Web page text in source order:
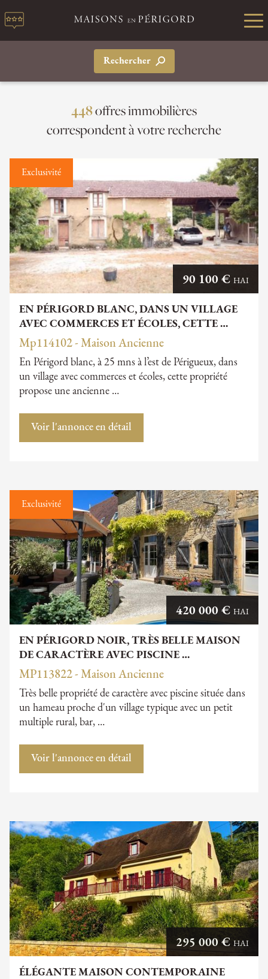
Rechercher
448offres immobilières
correspondent à votre recherche
Exclusivité
EN PÉRIGORD BLANC, DANS UN VILLAGE
AVEC COMMERCES ET ÉCOLES, CETTE …
90 100 € HAI
Mp114102 - Maison Ancienne
En Périgord blanc, à 25 mns à l’est de Périgueux, dans
un village avec commerces et écoles, cette propriété
propose une ancienne …
Voir l'annonce en détail
Exclusivité
EN PÉRIGORD NOIR, TRÈS BELLE MAISON
DE CARACTÈRE AVEC PISCINE …
420 000 € HAI
MP113822 - Maison Ancienne
Très belle propriété de caractère avec piscine située dans
un hameau proche d'un village typique avec un petit
multiple rural, bar, …
Voir l'annonce en détail
ÉLÉGANTE MAISON CONTEMPORAINE
295 000 € HAI